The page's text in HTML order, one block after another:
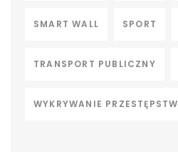
SMART WALL SPORT
TRANSPORT PUBLICZNY
WYKRYWANIE PRZESTĘPSTW